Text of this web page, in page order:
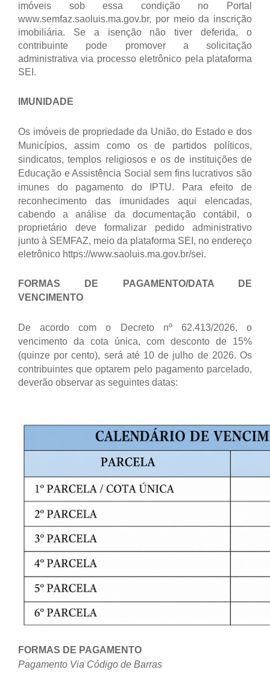
imóveis sob essa condição no Portal
www.semfaz.saoluis.ma.gov.br, por meio da inscrição
imobiliária. Se a isenção não tiver deferida, o
contribuinte pode promover a solicitação
administrativa via processo eletrônico pela plataforma
SEI.
IMUNIDADE
Os imóveis de propriedade da União, do Estado e dos
Municípios, assim como os de partidos políticos,
sindicatos, templos religiosos e os de instituições de
Educação e Assistência Social sem fins lucrativos são
imunes do pagamento do IPTU.
Para efeito de
reconhecimento das imunidades aqui elencadas,
cabendo a análise da documentação contábil, o
proprietário deve formalizar pedido administrativo
junto à SEMFAZ, meio da plataforma SEI, no endereço
eletrônico https://www.saoluis.ma.gov.br/sei.
FORMAS DE PAGAMENTO/DATA DE
VENCIMENTO
De acordo com o Decreto nº 62.413/2026, o
vencimento da cota única, com desconto de 15%
(quinze por cento), será até 10 de julho de 2026. Os
contribuintes que optarem pelo pagamento parcelado,
deverão observar as seguintes datas:
FORMAS DE PAGAMENTO
Pagamento Via Código de Barras